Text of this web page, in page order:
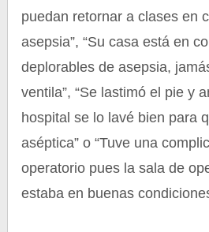
puedan retornar a clases en
asepsia”, “Su casa está en
deplorables de asepsia,
ventila”, “Se lastimó el pie y
hospital se lo lavé bien para
aséptica” o “Tuve una
operatorio pues la sala de
estaba en buenas